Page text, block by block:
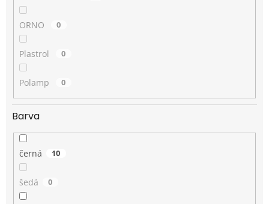
ORNO 0
Plastrol 0
Polamp 0
Barva
černá 10
šedá 0